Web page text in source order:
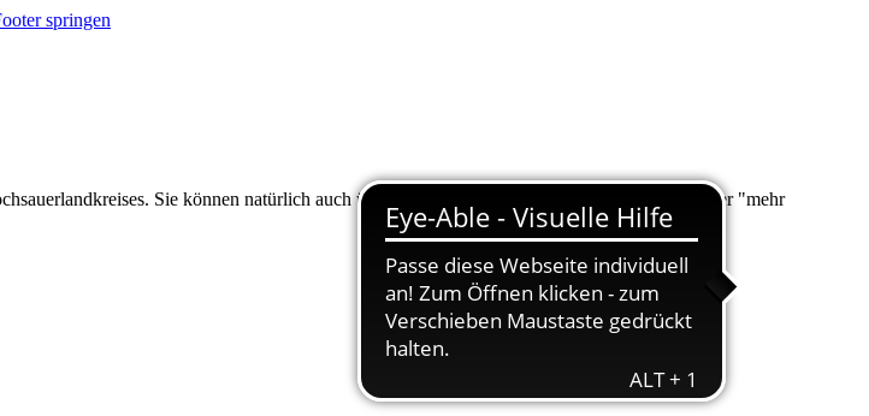
springen
Sie können natürlich auch über "Suche" nach Ihrem Anliegen suchen. Unter "mehr